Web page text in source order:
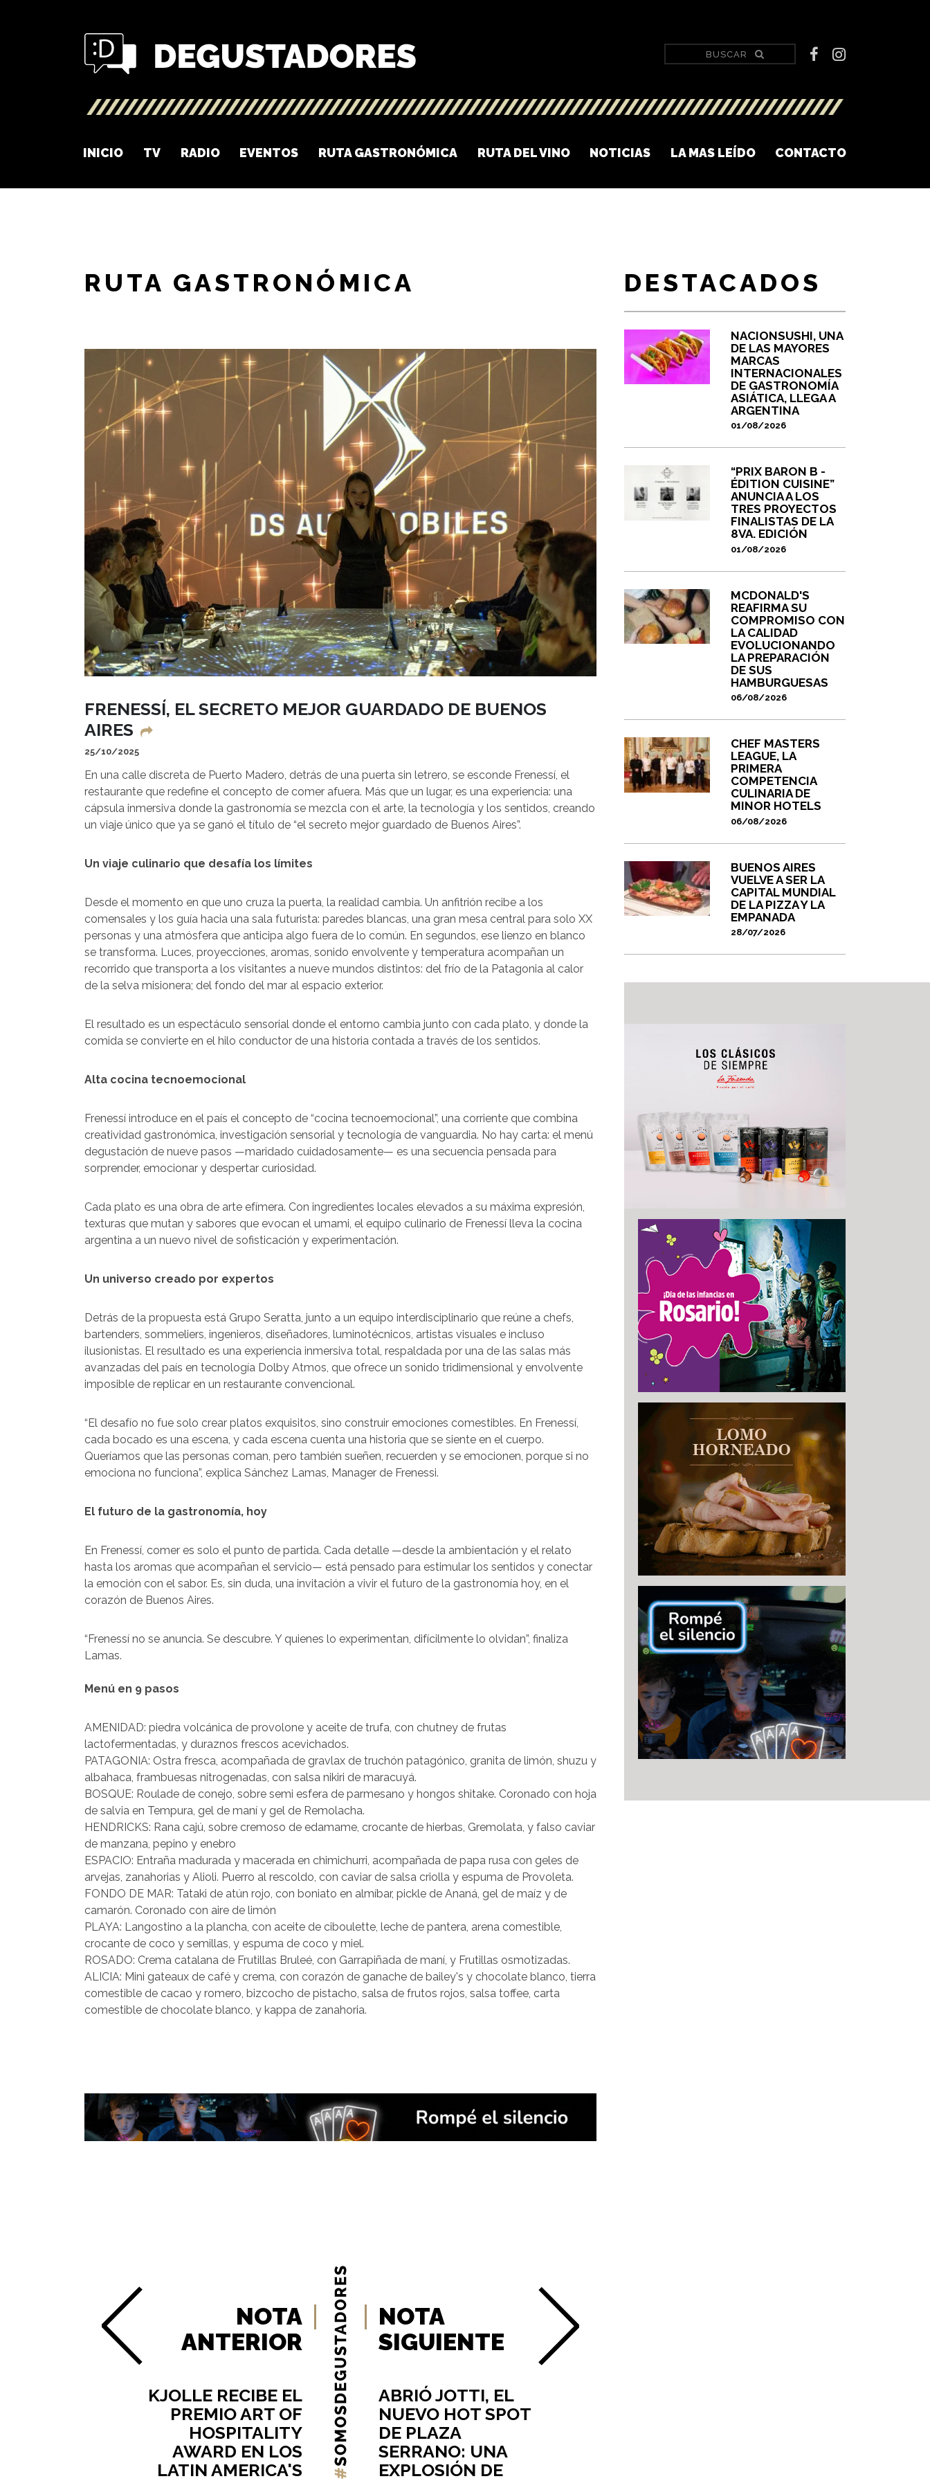
INICIO TV RADIO EVENTOS RUTA GASTRONÓMICA RUTA DEL VINO NOTICIAS LA MAS LEÍDO CONTACTO
RUTA GASTRONÓMICA
FRENESSÍ, EL SECRETO MEJOR GUARDADO DE BUENOS
AIRES
25/10/2025
En una calle discreta de Puerto Madero, detrás de una puerta sin letrero, se esconde Frenessí, el
restaurante que redefine el concepto de comer afuera. Más que un lugar, es una experiencia: una
cápsula inmersiva donde la gastronomía se mezcla con el arte, la tecnología y los sentidos, creando
un viaje único que ya se ganó el título de “el secreto mejor guardado de Buenos Aires”.
Un viaje culinario que desafía los límites
Desde el momento en que uno cruza la puerta, la realidad cambia. Un anfitrión recibe a los
comensales y los guía hacia una sala futurista: paredes blancas, una gran mesa central para solo XX
personas y una atmósfera que anticipa algo fuera de lo común. En segundos, ese lienzo en blanco
se transforma. Luces, proyecciones, aromas, sonido envolvente y temperatura acompañan un
recorrido que transporta a los visitantes a nueve mundos distintos: del frío de la Patagonia al calor
de la selva misionera; del fondo del mar al espacio exterior.
El resultado es un espectáculo sensorial donde el entorno cambia junto con cada plato, y donde la
comida se convierte en el hilo conductor de una historia contada a través de los sentidos.
Alta cocina tecnoemocional
Frenessí introduce en el país el concepto de “cocina tecnoemocional”, una corriente que combina
creatividad gastronómica, investigación sensorial y tecnología de vanguardia. No hay carta: el menú
degustación de nueve pasos —maridado cuidadosamente— es una secuencia pensada para
sorprender, emocionar y despertar curiosidad.
Cada plato es una obra de arte efímera. Con ingredientes locales elevados a su máxima expresión,
texturas que mutan y sabores que evocan el umami, el equipo culinario de Frenessí lleva la cocina
argentina a un nuevo nivel de sofisticación y experimentación.
Un universo creado por expertos
Detrás de la propuesta está Grupo Seratta, junto a un equipo interdisciplinario que reúne a chefs,
bartenders, sommeliers, ingenieros, diseñadores, luminotécnicos, artistas visuales e incluso
ilusionistas. El resultado es una experiencia inmersiva total, respaldada por una de las salas más
avanzadas del país en tecnología Dolby Atmos, que ofrece un sonido tridimensional y envolvente
imposible de replicar en un restaurante convencional.
“El desafío no fue solo crear platos exquisitos, sino construir emociones comestibles. En Frenessí,
cada bocado es una escena, y cada escena cuenta una historia que se siente en el cuerpo.
Queríamos que las personas coman, pero también sueñen, recuerden y se emocionen, porque si no
emociona no funciona”, explica Sánchez Lamas, Manager de Frenessi.
El futuro de la gastronomía, hoy
En Frenessí, comer es solo el punto de partida. Cada detalle —desde la ambientación y el relato
hasta los aromas que acompañan el servicio— está pensado para estimular los sentidos y conectar
la emoción con el sabor. Es, sin duda, una invitación a vivir el futuro de la gastronomía hoy, en el
corazón de Buenos Aires.
“Frenessí no se anuncia. Se descubre. Y quienes lo experimentan, difícilmente lo olvidan”, finaliza
Lamas.
Menú en 9 pasos
AMENIDAD: piedra volcánica de provolone y aceite de trufa, con chutney de frutas
lactofermentadas, y duraznos frescos acevichados.
PATAGONIA: Ostra fresca, acompañada de gravlax de truchón patagónico, granita de limón, shuzu y
albahaca, frambuesas nitrogenadas, con salsa nikiri de maracuyá.
BOSQUE: Roulade de conejo, sobre semi esfera de parmesano y hongos shitake. Coronado con hoja
de salvia en Tempura, gel de maní y gel de Remolacha.
HENDRICKS: Rana cajú, sobre cremoso de edamame, crocante de hierbas, Gremolata, y falso caviar
de manzana, pepino y enebro
ESPACIO: Entraña madurada y macerada en chimichurri, acompañada de papa rusa con geles de
arvejas, zanahorias y Alioli. Puerro al rescoldo, con caviar de salsa criolla y espuma de Provoleta.
FONDO DE MAR: Tataki de atún rojo, con boniato en almíbar, pickle de Ananá, gel de maíz y de
camarón. Coronado con aire de limón
PLAYA: Langostino a la plancha, con aceite de ciboulette, leche de pantera, arena comestible,
crocante de coco y semillas, y espuma de coco y miel.
ROSADO: Crema catalana de Frutillas Bruleé, con Garrapiñada de maní, y Frutillas osmotizadas.
ALICIA: Mini gateaux de café y crema, con corazón de ganache de bailey's y chocolate blanco, tierra
comestible de cacao y romero, bizcocho de pistacho, salsa de frutos rojos, salsa toffee, carta
comestible de chocolate blanco, y kappa de zanahoria.
NOTA
ANTERIOR
KJOLLE RECIBE EL
PREMIO ART OF
HOSPITALITY
AWARD EN LOS
LATIN AMERICA'S
NOTA
SIGUIENTE
ABRIÓ JOTTI, EL
NUEVO HOT SPOT
DE PLAZA
SERRANO: UNA
EXPLOSIÓN DE
DESTACADOS
NACIONSUSHI, UNA
DE LAS MAYORES
MARCAS
INTERNACIONALES
DE GASTRONOMÍA
ASIÁTICA, LLEGA A
ARGENTINA
01/08/2026
“PRIX BARON B -
ÉDITION CUISINE”
ANUNCIA A LOS
TRES PROYECTOS
FINALISTAS DE LA
8VA. EDICIÓN
01/08/2026
MCDONALD'S
REAFIRMA SU
COMPROMISO CON
LA CALIDAD
EVOLUCIONANDO
LA PREPARACIÓN
DE SUS
HAMBURGUESAS
06/08/2026
CHEF MASTERS
LEAGUE, LA
PRIMERA
COMPETENCIA
CULINARIA DE
MINOR HOTELS
06/08/2026
BUENOS AIRES
VUELVE A SER LA
CAPITAL MUNDIAL
DE LA PIZZA Y LA
EMPANADA
28/07/2026